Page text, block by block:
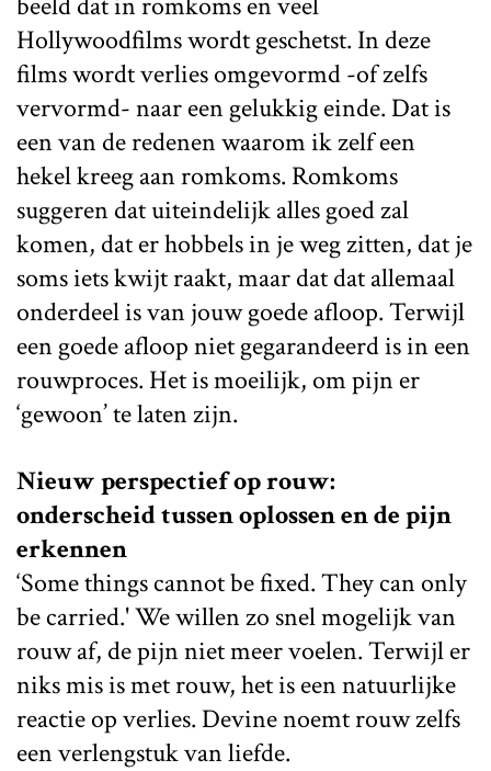
Hollywoodfilms wordt geschetst. In deze
films wordt verlies omgevormd -of zelfs
vervormd- naar een gelukkig einde. Dat is
een van de redenen waarom ik zelf een
hekel kreeg aan romkoms. Romkoms
suggeren dat uiteindelijk alles goed zal
komen, dat er hobbels in je weg zitten, dat je
soms iets kwijt raakt, maar dat dat allemaal
onderdeel is van jouw goede afloop. Terwijl
een goede afloop niet gegarandeerd is in een
rouwproces. Het is moeilijk, om pijn er
‘gewoon’ te laten zijn.
Nieuw perspectief op rouw:
onderscheid tussen oplossen en de pijn
erkennen
‘Some things cannot be fixed. They can only
be carried.' We willen zo snel mogelijk van
rouw af, de pijn niet meer voelen. Terwijl er
niks mis is met rouw, het is een natuurlijke
reactie op verlies. Devine noemt rouw zelfs
een verlengstuk van liefde.